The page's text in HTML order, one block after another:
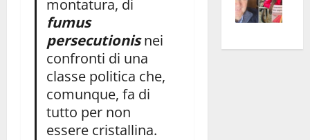
montatura, di
fumus
persecutionis nei
confronti di una
classe politica che,
comunque, fa di
tutto per non
essere cristallina.
euro